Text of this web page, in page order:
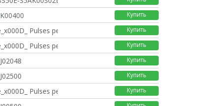
Купить
Pulses per Купить
Pulses per Купить
Купить
Купить
Pulses per Купить